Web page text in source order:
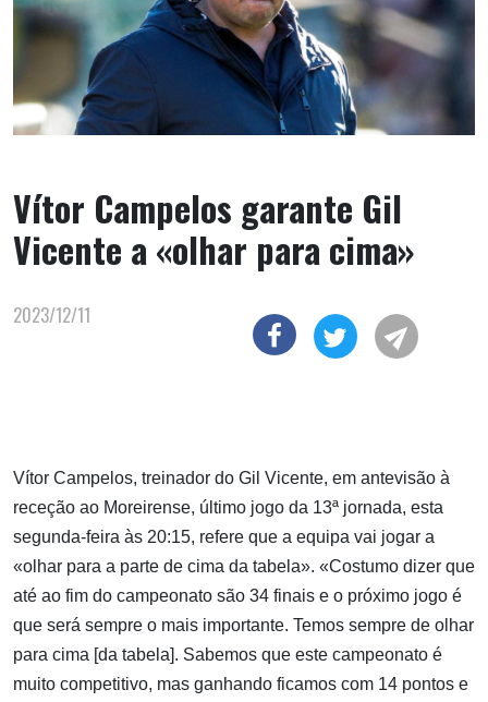
Vítor Campelos garante Gil
Vicente a «olhar para cima»
2023/12/11
Vítor Campelos, treinador do Gil Vicente, em antevisão à
receção ao Moreirense, último jogo da 13ª jornada, esta
segunda-feira às 20:15, refere que a equipa vai jogar a
«olhar para a parte de cima da tabela». «Costumo dizer que
até ao fim do campeonato são 34 finais e o próximo jogo é
que será sempre o mais importante. Temos sempre de olhar
para cima [da tabela]. Sabemos que este campeonato é
muito competitivo, mas ganhando ficamos com 14 pontos e